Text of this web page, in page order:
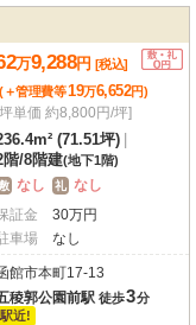
万9,288円 [税込]
(＋管理費等19万6,652円)
単価 約8,800円/坪]
(71.51坪)
階/8階建(地下1階)
なし 礼 なし
証金
30万円
車場
なし
館市本町17-13
稜郭公園前駅 徒歩3分
駅近!